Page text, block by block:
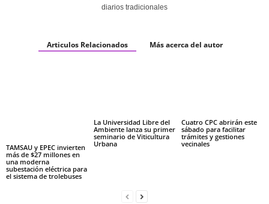
diarios tradicionales
Articulos Relacionados Más acerca del autor
TAMSAU y EPEC invierten
más de $27 millones en
una moderna
subestación eléctrica para
el sistema de trolebuses
La Universidad Libre del
Ambiente lanza su primer
seminario de Viticultura
Urbana
Cuatro CPC abrirán este
sábado para facilitar
trámites y gestiones
vecinales